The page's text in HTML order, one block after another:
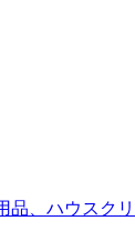
品、ハウスク